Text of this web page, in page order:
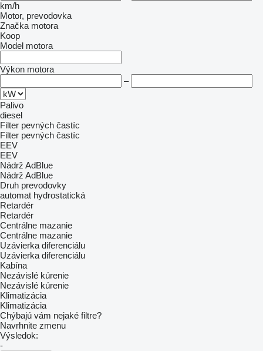
km/h
Motor, prevodovka
Značka motora
Koop
Model motora
Výkon motora
–
Palivo
diesel
Filter pevných častíc
Filter pevných častíc
EEV
EEV
Nádrž AdBlue
Nádrž AdBlue
Druh prevodovky
automat hydrostatická
Retardér
Retardér
Centrálne mazanie
Centrálne mazanie
Uzávierka diferenciálu
Uzávierka diferenciálu
Kabína
Nezávislé kúrenie
Nezávislé kúrenie
Klimatizácia
Klimatizácia
Chýbajú vám nejaké filtre?
Navrhnite zmenu
Výsledok:
-